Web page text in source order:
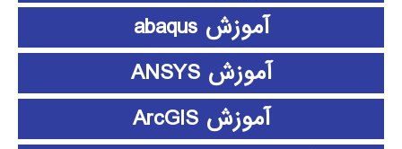
آموزش abaqus
آموزش ANSYS
آموزش ArcGIS